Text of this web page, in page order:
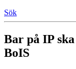
Sök
Bar på IP
BoIS